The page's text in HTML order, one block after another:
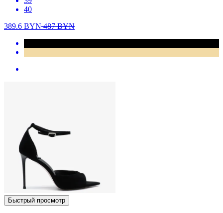
40
389.6 BYN487BYN
Быстрый просмотр